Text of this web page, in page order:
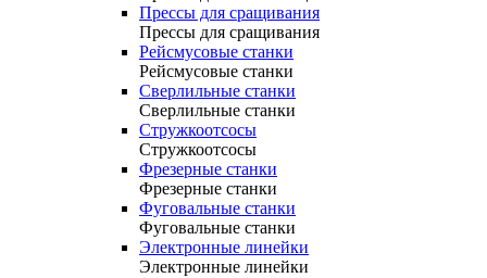
Прессы для сращивания
Прессы для сращивания
Рейсмусовые станки
Рейсмусовые станки
Сверлильные станки
Сверлильные станки
Стружкоотсосы
Стружкоотсосы
Фрезерные станки
Фрезерные станки
Фуговальные станки
Фуговальные станки
Электронные линейки
Электронные линейки